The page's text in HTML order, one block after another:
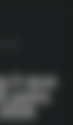
O que
para